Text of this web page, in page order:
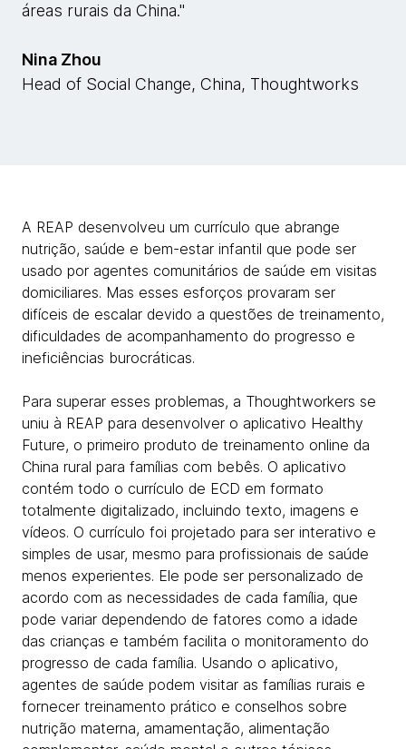
áreas rurais da China."
Nina Zhou
Head of Social Change, China, Thoughtworks
A REAP desenvolveu um currículo que abrange
nutrição, saúde e bem-estar infantil que pode ser
usado por agentes comunitários de saúde em visitas
domiciliares. Mas esses esforços provaram ser
difíceis de escalar devido a questões de treinamento,
dificuldades de acompanhamento do progresso e
ineficiências burocráticas.
Para superar esses problemas, a Thoughtworkers se
uniu à REAP para desenvolver o aplicativo Healthy
Future, o primeiro produto de treinamento online da
China rural para famílias com bebês. O aplicativo
contém todo o currículo de ECD em formato
totalmente digitalizado, incluindo texto, imagens e
vídeos. O currículo foi projetado para ser interativo e
simples de usar, mesmo para profissionais de saúde
menos experientes. Ele pode ser personalizado de
acordo com as necessidades de cada família, que
pode variar dependendo de fatores como a idade
das crianças e também facilita o monitoramento do
progresso de cada família. Usando o aplicativo,
agentes de saúde podem visitar as famílias rurais e
fornecer treinamento prático e conselhos sobre
nutrição materna, amamentação, alimentação